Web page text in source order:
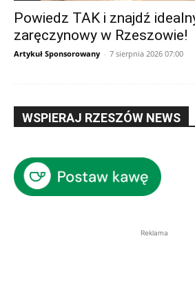
Powiedz TAK i znajdź
zaręczynowy w Rzeszowie!
Artykuł Sponsorowany - 7 sierpnia 2026 07:00
WSPIERAJ RZESZÓW NEWS
Reklama